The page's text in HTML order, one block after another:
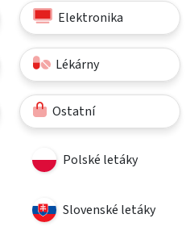
Elektronika
Lékárny
Ostatní
Polské letáky
Slovenské letáky